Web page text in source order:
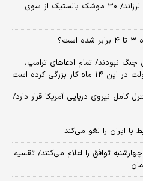
انفجارهای شدید پایتخت اوکراین را لرزاند/ ۳۰ موشک بالستیک از سوی
نبودند/ تمام ادعاهای ترامپ،
کرده است
کامل نیروی دریایی آمریکا قرار دارد/
با ایران را لغو می‌کند
توافق را اعلام می‌کنند/ تقسیم